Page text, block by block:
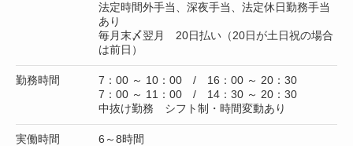
法定時間外手当、深夜手当、法定休日勤務手当
あり
毎月末〆翌月 20日払い（20日が土日祝の場合
は前日）
勤務時間
7：00 ～ 10：00 / 16：00 ～ 20：30
7：00 ～ 11：00 / 14：30 ～ 20：30
中抜け勤務 シフト制・時間変動あり
実働時間
6～8時間